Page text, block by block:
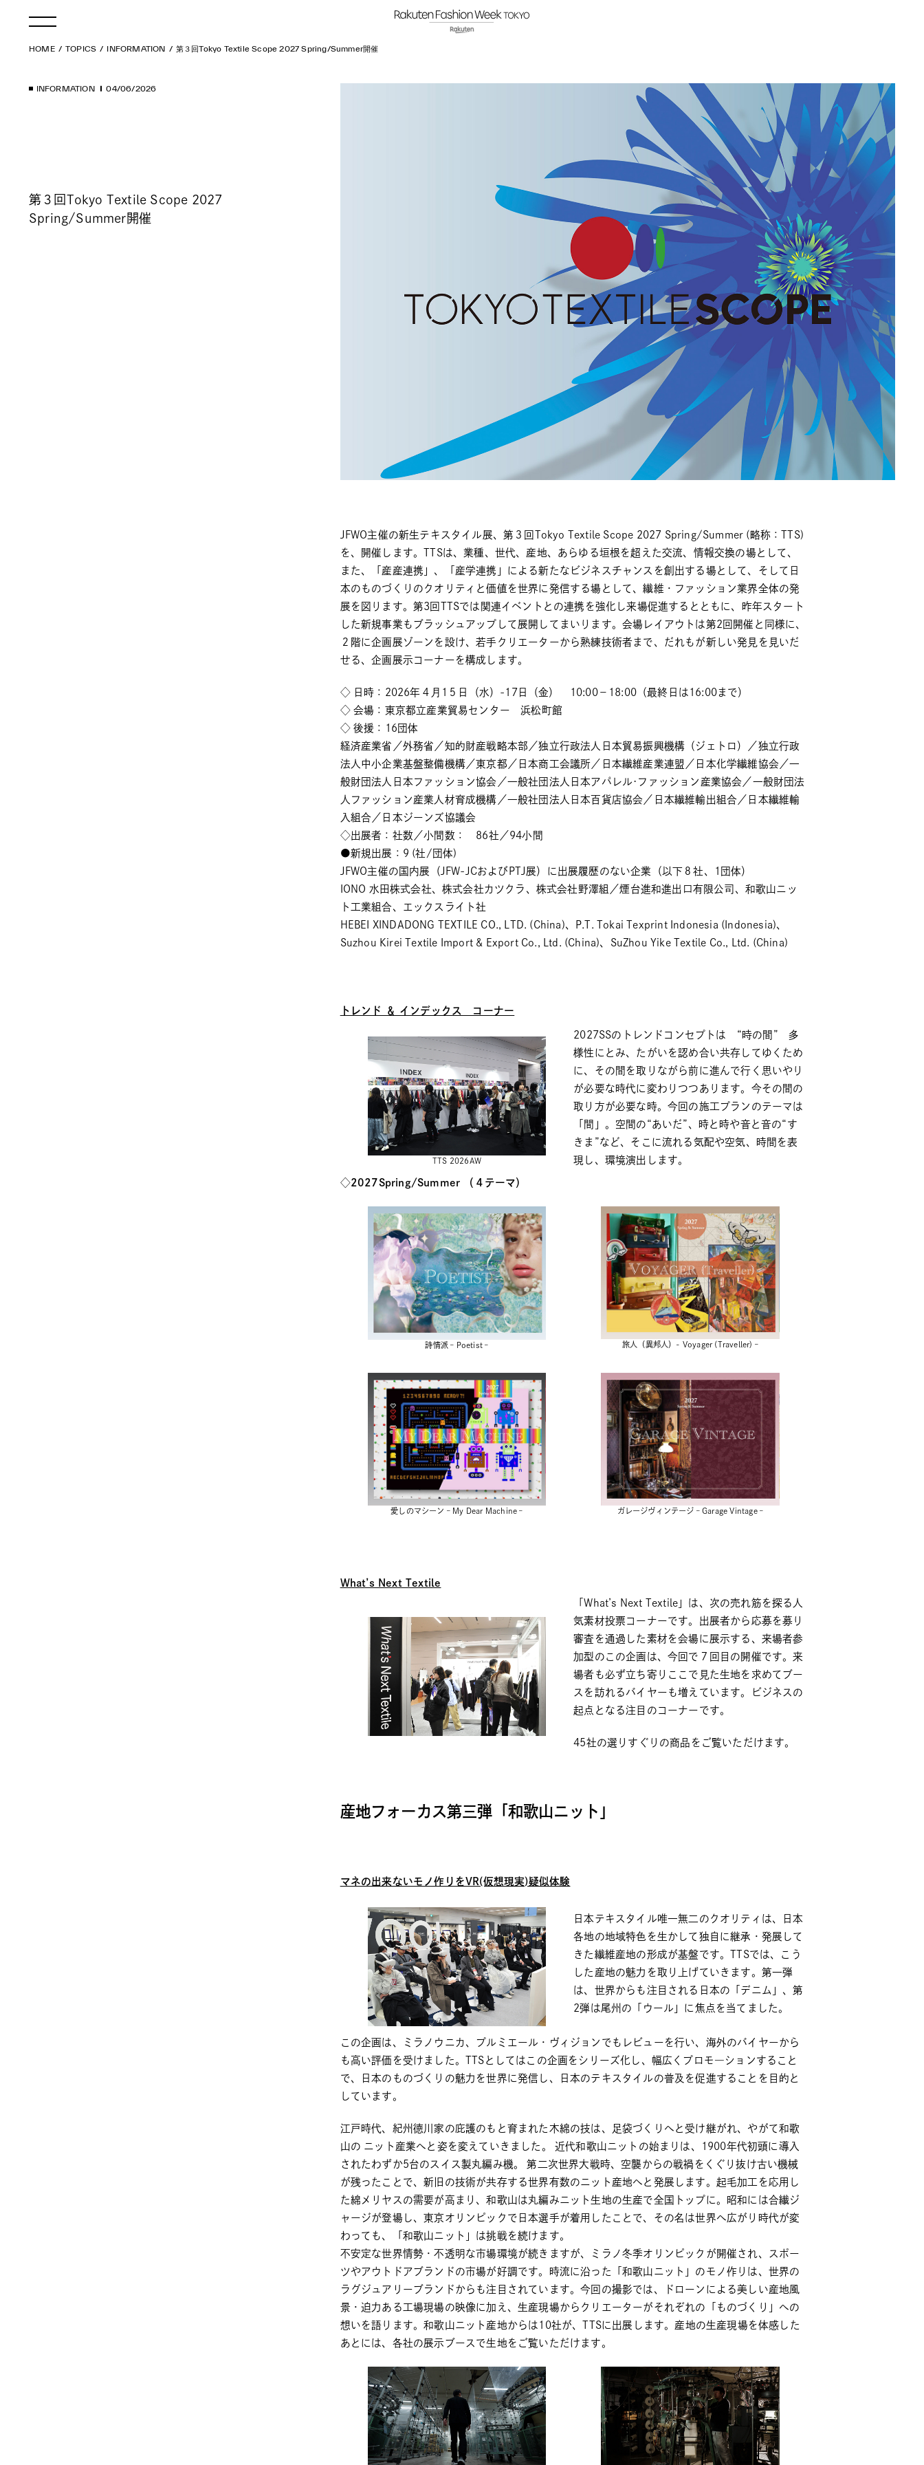
HOME TOPICS INFORMATION 第３回Tokyo Textile Scope 2027 Spring/Summer開催
INFORMATION 04/06/2026
第３回Tokyo Textile Scope 2027
Spring/Summer開催
JFWO主催の新生テキスタイル展、第３回Tokyo Textile Scope 2027 Spring/Summer (略称：TTS)
を、開催します。TTSは、業種、世代、産地、あらゆる垣根を超えた交流、情報交換の場として、
また、「産産連携」、「産学連携」による新たなビジネスチャンスを創出する場として、そして日
本のものづくりのクオリティと価値を世界に発信する場として、繊維・ファッション業界全体の発
展を図ります。第3回TTSでは関連イベントとの連携を強化し来場促進するとともに、昨年スタート
した新規事業もブラッシュアップして展開してまいります。会場レイアウトは第2回開催と同様に、
２階に企画展ゾーンを設け、若手クリエーターから熟練技術者まで、だれもが新しい発見を見いだ
せる、企画展示コーナーを構成します。
◇ 日時：2026年４月1５日（水）-17日（金） 10:00－18:00（最終日は16:00まで）
◇ 会場：東京都立産業貿易センター 浜松町館
◇ 後援：16団体
経済産業省／外務省／知的財産戦略本部／独立行政法人日本貿易振興機構（ジェトロ）／独立行政
法人中小企業基盤整備機構／東京都／日本商工会議所／日本繊維産業連盟／日本化学繊維協会／一
般財団法人日本ファッション協会／一般社団法人日本アパレル･ファッション産業協会／一般財団法
人ファッション産業人材育成機構／一般社団法人日本百貨店協会／日本繊維輸出組合／日本繊維輸
入組合／日本ジーンズ協議会
◇出展者：社数／小間数： 86社／94小間
●新規出展：9 (社/団体)
JFWO主催の国内展（JFW-JCおよびPTJ展）に出展履歴のない企業（以下８社、1団体）
IONO 水田株式会社、株式会社カツクラ、株式会社野澤組／煙台進和進出口有限公司、和歌山ニッ
ト工業組合、エックスライト社
HEBEI XINDADONG TEXTILE CO., LTD. (China)、P.T. Tokai Texprint Indonesia (Indonesia)、
Suzhou Kirei Textile Import & Export Co., Ltd. (China)、SuZhou Yike Textile Co., Ltd. (China)
トレンド ＆ インデックス コーナー
TTS 2026AW
2027SSのトレンドコンセプトは “時の間” 多
様性にとみ、たがいを認め合い共存してゆくため
に、その間を取りながら前に進んで行く思いやり
が必要な時代に変わりつつあります。今その間の
取り方が必要な時。今回の施工プランのテーマは
「間」。空間の“あいだ”、時と時や音と音の“す
きま”など、そこに流れる気配や空気、時間を表
現し、環境演出します。
◇2027Spring/Summer （４テーマ）
詩情派 – Poetist – 旅人（異邦人）- Voyager (Traveller) –
愛しのマシーン – My Dear Machine – ガレージヴィンテージ – Garage Vintage –
What’s Next Textile
「What’s Next Textile」は、次の売れ筋を探る人
気素材投票コーナーです。出展者から応募を募り
審査を通過した素材を会場に展示する、来場者参
加型のこの企画は、今回で７回目の開催です。来
場者も必ず立ち寄りここで見た生地を求めてブー
スを訪れるバイヤーも増えています。ビジネスの
起点となる注目のコーナーです。
45社の選りすぐりの商品をご覧いただけます。
産地フォーカス第三弾「和歌山ニット」
マネの出来ないモノ作りをVR(仮想現実)疑似体験
日本テキスタイル唯一無二のクオリティは、日本
各地の地域特色を生かして独自に継承・発展して
きた繊維産地の形成が基盤です。TTSでは、こう
した産地の魅力を取り上げていきます。第一弾
は、世界からも注目される日本の「デニム」、第
2弾は尾州の「ウール」に焦点を当てました。
この企画は、ミラノウニカ、プルミエール・ヴィジョンでもレビューを行い、海外のバイヤーから
も高い評価を受けました。TTSとしてはこの企画をシリーズ化し、幅広くプロモ―ションすること
で、日本のものづくりの魅力を世界に発信し、日本のテキスタイルの普及を促進することを目的と
しています。
江戸時代、紀州徳川家の庇護のもと育まれた木綿の技は、足袋づくりへと受け継がれ、やがて和歌
山の ニット産業へと姿を変えていきました。 近代和歌山ニットの始まりは、1900年代初頭に導入
されたわずか5台のスイス製丸編み機。 第二次世界大戦時、空襲からの戦禍をくぐり抜け古い機械
が残ったことで、新旧の技術が共存する世界有数のニット産地へと発展します。起毛加工を応用し
た綿メリヤスの需要が高まり、和歌山は丸編みニット生地の生産で全国トップに。昭和には合繊ジ
ャージが登場し、東京オリンピックで日本選手が着用したことで、その名は世界へ広がり時代が変
わっても、「和歌山ニット」は挑戦を続けます。
不安定な世界情勢・不透明な市場環境が続きますが、ミラノ冬季オリンピックが開催され、スポー
ツやアウトドアブランドの市場が好調です。時流に沿った「和歌山ニット」のモノ作りは、世界の
ラグジュアリーブランドからも注目されています。今回の撮影では、ドローンによる美しい産地風
景・迫力ある工場現場の映像に加え、生産現場からクリエーターがそれぞれの「ものづくり」への
想いを語ります。和歌山ニット産地からは10社が、TTSに出展します。産地の生産現場を体感した
あとには、各社の展示ブースで生地をご覧いただけます。